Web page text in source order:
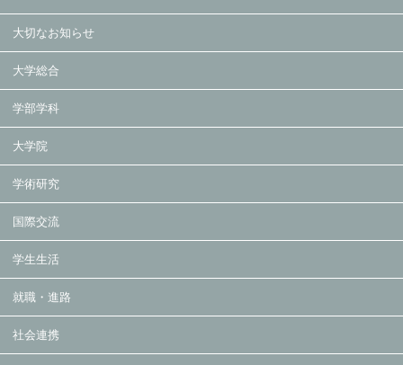
大切なお知らせ
大学総合
学部学科
大学院
学術研究
国際交流
学生生活
就職・進路
社会連携